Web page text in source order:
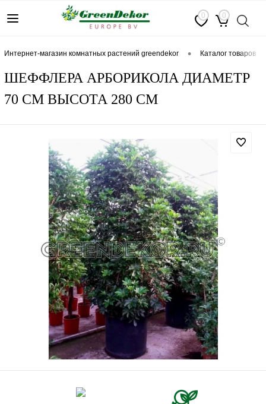
0 0
интернет-магазин комнатных растений greendekor • каталог товаров
ШЕФФЛЕРА АРБОРИКОЛА ДИАМЕТР
70 СМ ВЫСОТА 280 СМ